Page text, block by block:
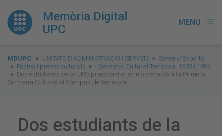
Memòria Digital
UPC
MENU menu
You
are
here:
MDUPC UNITATS D'ADMINISTRACIÓ I SERVEIS
Servei d'Esports
Festes i premis culturals
I Setmana Cultural Terrassa. 1993 i 1994
Dos estudiants de la UPC practicant el tennis de taula a la Primera
Setmana Cultural al Campus de Terrassa
Dos estudiants de la